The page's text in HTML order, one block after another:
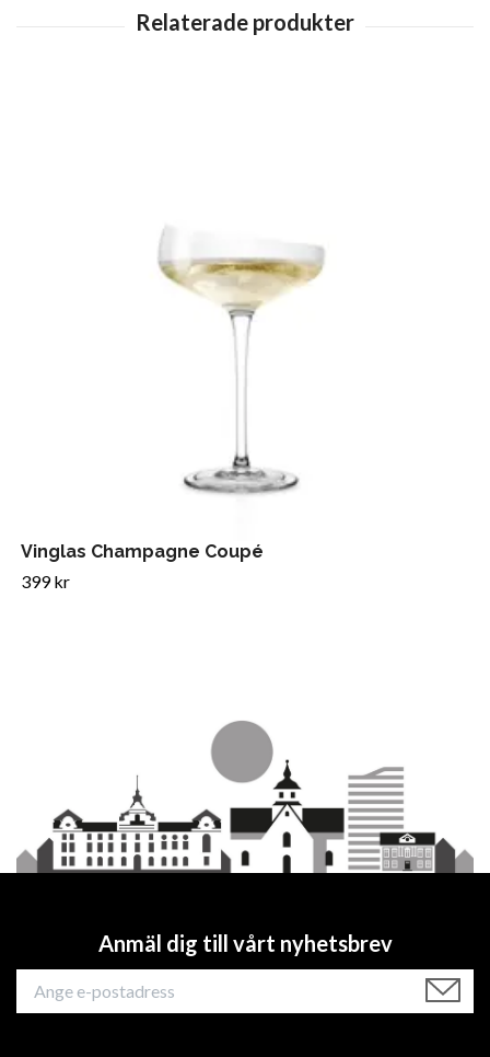
Vinglas Champagne Coupé
399 kr
Anmäl dig till vårt nyhetsbrev